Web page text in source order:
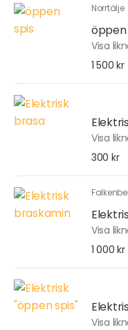
Norrtälje
öppen
Visa
1 500 kr
Visa
300 kr
Visa
1 000 kr
Visa